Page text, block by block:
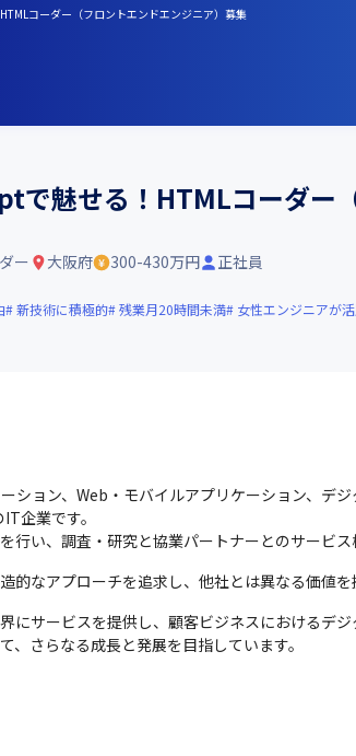
コーダー（フロントエンドエンジニア）募集
で魅せる！HTMLコーダー
ー 大阪府 300-430万円 正社員
新技術に積極的 残業月20時間未満 女性エンジニアが
ション、Web・モバイルアプリケーション、デ
企業です。
行い、調査・研究と協業パートナーとのサービス
的なアプローチを追求し、他社とは異なる価値を
にサービスを提供し、顧客ビジネスにおけるデ
、さらなる成長と発展を目指しています。